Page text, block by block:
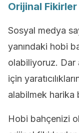
Orijinal Fikirler
Sosyal medya
yanındaki hobi
olabiliyoruz. Dar
için
alabilmek harika
Hobi bahçenizi